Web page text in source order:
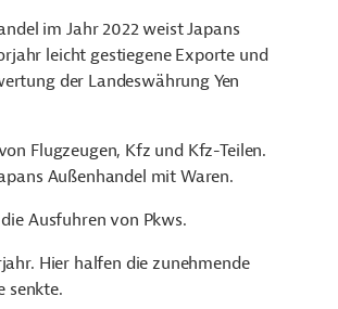
im Jahr 2022 weist Japans
leicht gestiegene Exporte und
der Landeswährung Yen
Flugzeugen, Kfz und Kfz-Teilen.
Außenhandel mit Waren.
Ausfuhren von Pkws.
Hier halfen die zunehmende
senkte.